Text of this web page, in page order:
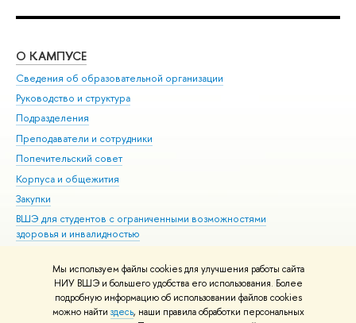
Мы используем файлы cookies для улучшения работы сайта
НИУ ВШЭ и большего удобства его использования. Более
подробную информацию об использовании файлов cookies
можно найти здесь, наши правила обработки персональных
О КАМПУСЕ
Сведения об образовательной организации
Руководство и структура
Подразделения
Преподаватели и сотрудники
Попечительский совет
Корпуса и общежития
Закупки
ВШЭ для студентов с ограниченными возможностями
здоровья и инвалидностью
Единая платежная страница